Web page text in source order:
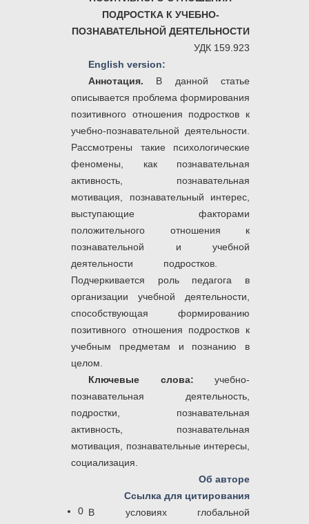
0
ПОДРОСТКА К УЧЕБНО-
ПОЗНАВАТЕЛЬНОЙ ДЕЯТЕЛЬНОСТИ
УДК 159.923
English version:
Аннотация. В данной статье
описывается проблема формирования
позитивного отношения подростков к
учебно-познавательной деятельности.
Рассмотрены такие психологические
феномены, как познавательная
активность, познавательная
мотивация, познавательный интерес,
выступающие факторами
положительного отношения к
познавательной и учебной
деятельности подростков.
Подчеркивается роль педагога в
организации учебной деятельности,
способствующая формированию
позитивного отношения подростков к
учебным предметам и познанию в
целом.
Ключевые слова: учебно-
познавательная деятельность,
подростки, познавательная
активность, познавательная
мотивация, познавательные интересы,
социализация.
Об авторе
Ссылка для цитирования
В условиях глобальной